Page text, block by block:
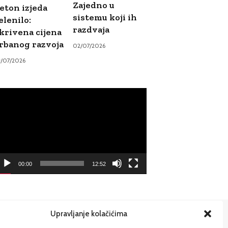
Upravljanje kolačićima
izjeda
cijena
razvoja
07/2026
Zajedno u
sistemu koji ih
razdvaja
02/07/2026
00:00 12:52